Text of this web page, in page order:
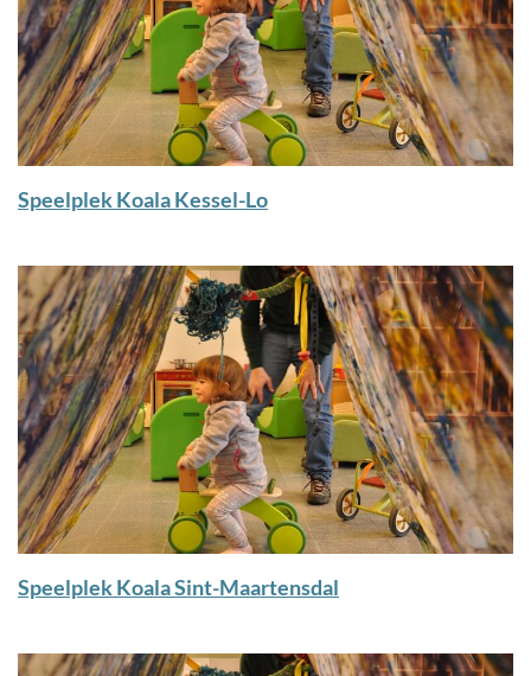
Speelplek Koala Kessel-Lo
Speelplek Koala Sint-Maartensdal